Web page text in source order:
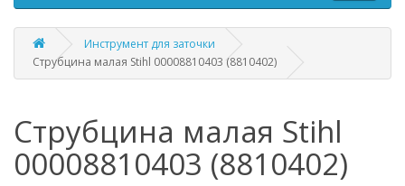
Инструмент для заточки
Струбцина малая Stihl 00008810403 (8810402)
Струбцина малая Stihl
00008810403 (8810402)